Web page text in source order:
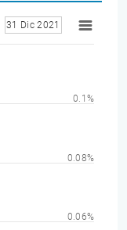
31 Dic 2021
0.06%
0.08%
0.1%